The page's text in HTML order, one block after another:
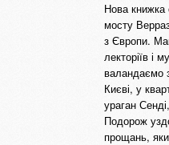
Нова книжка
мосту
з Європи.
лекторіїв і
валандаємо
Києві, у
ураган
Подорож
прощань,